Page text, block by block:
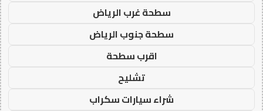
سطحة غرب الرياض
سطحة جنوب الرياض
اقرب سطحة
تشليح
شراء سيارات سكراب